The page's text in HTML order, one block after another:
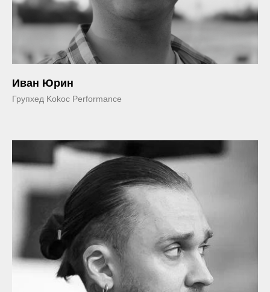
Иван Юрин
Групхед Kokoc Performance